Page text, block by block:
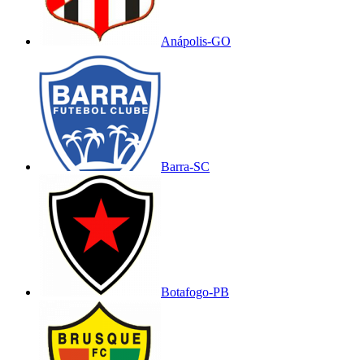
Anápolis-GO
Barra-SC
Botafogo-PB